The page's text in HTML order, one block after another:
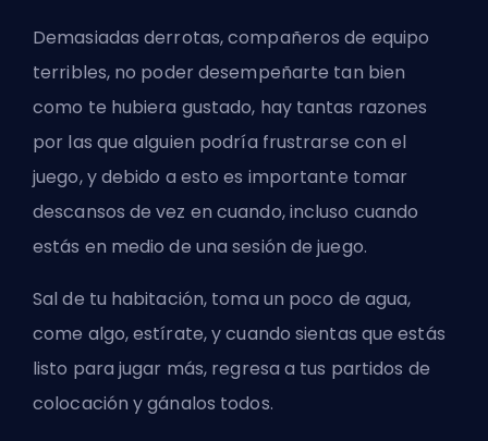
Demasiadas derrotas, compañeros de equipo
terribles, no poder desempeñarte tan bien
como te hubiera gustado, hay tantas razones
por las que alguien podría frustrarse con el
juego, y debido a esto es importante tomar
descansos de vez en cuando, incluso cuando
estás en medio de una sesión de juego.
Sal de tu habitación, toma un poco de agua,
come algo, estírate, y cuando sientas que estás
listo para jugar más, regresa a tus partidos de
colocación y gánalos todos.